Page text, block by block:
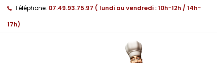
Téléphone: 07.49.93.75.97 ( lundi au vendredi : 10h-12h / 14h-
17h)